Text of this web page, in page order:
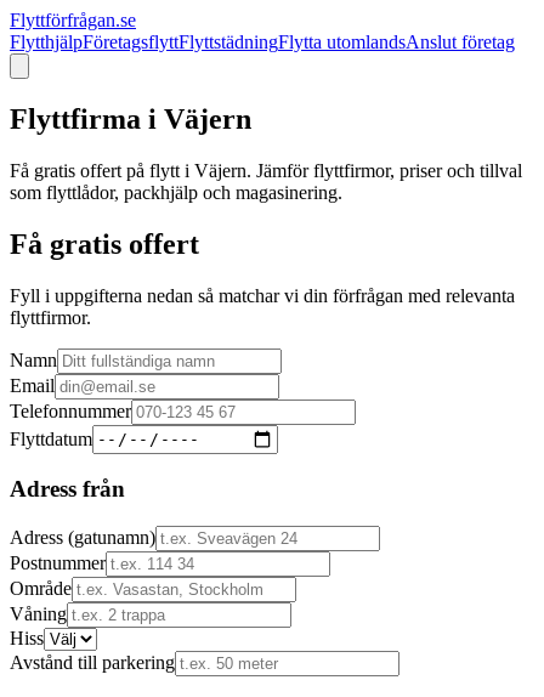
Flyttförfrågan.se
FlytthjälpFöretagsflyttFlyttstädningFlytta utomlandsAnslut företag
Flyttfirma i Väjern
Få gratis offert på flytt i Väjern. Jämför flyttfirmor, priser och tillval
som flyttlådor, packhjälp och magasinering.
Få gratis offert
Fyll i uppgifterna nedan så matchar vi din förfrågan med relevanta
flyttfirmor.
Namn
Email
Telefonnummer
Flyttdatum
Adress från
Adress (gatunamn)
Postnummer
Område
Våning
Hiss
Avstånd till parkering